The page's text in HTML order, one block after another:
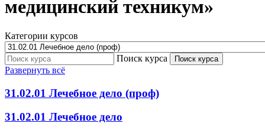
медицинский техникум»
Категории курсов
Поиск курса Поиск курса
Развернуть всё
31.02.01 Лечебное дело (проф)
31.02.01 Лечебное дело